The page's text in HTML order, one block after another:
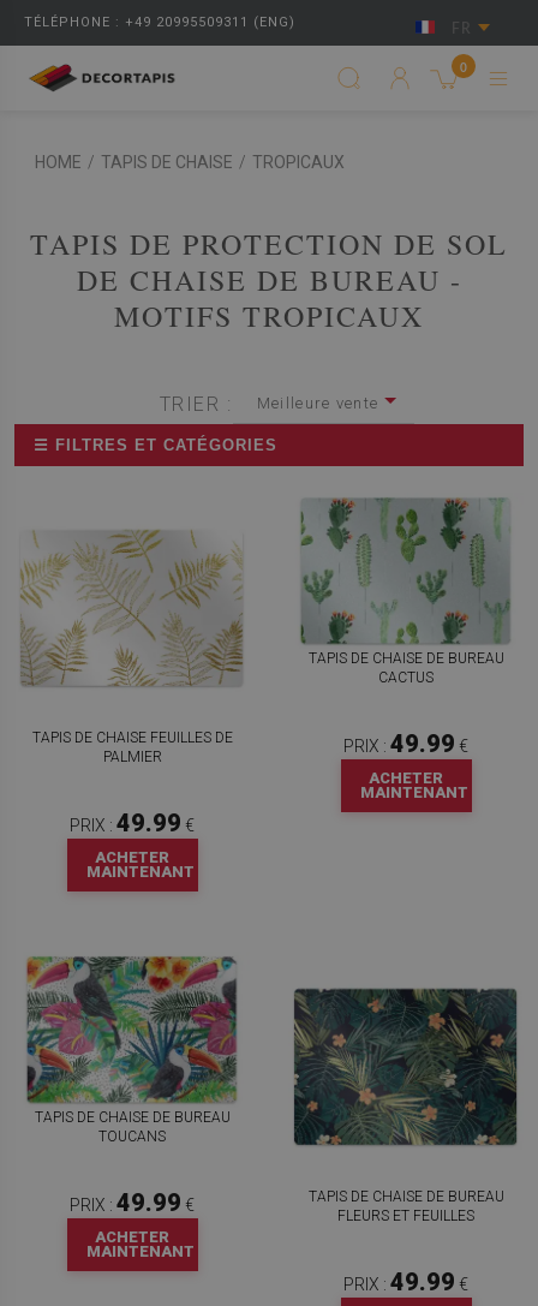
TÉLÉPHONE : +49 20995509311 (ENG) FR
0
HOME / TAPIS DE CHAISE / TROPICAUX
TAPIS DE PROTECTION DE SOL
DE CHAISE DE BUREAU -
MOTIFS TROPICAUX
TRIER : Meilleure vente
☰ FILTRES ET CATÉGORIES
TAPIS DE CHAISE FEUILLES DE
PALMIER
PRIX : 49.99 €
ACHETER
MAINTENANT
TAPIS DE CHAISE DE BUREAU
CACTUS
PRIX : 49.99 €
ACHETER
MAINTENANT
TAPIS DE CHAISE DE BUREAU
TOUCANS
PRIX : 49.99 €
ACHETER
MAINTENANT
TAPIS DE CHAISE DE BUREAU
FLEURS ET FEUILLES
PRIX : 49.99 €